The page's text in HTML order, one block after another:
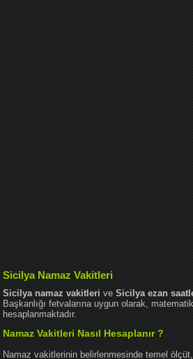
Sicilya Namaz Vakitleri
Sicilya namaz vakitleri veSicilya ezan
Başkanlığı fetvalarına uygun olarak,
hesaplanmaktadır.
Namaz Vakitleri Nasıl Hesaplanır ?
Namaz vakitlerinin belirlenmesinde temel